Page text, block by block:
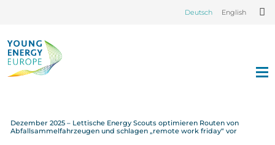
Deutsch English
Dezember 2025 – Lettische Energy Scouts optimieren Routen von
Abfallsammelfahrzeugen und schlagen „remote work friday“ vor